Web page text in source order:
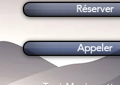
Réserver
Appeler